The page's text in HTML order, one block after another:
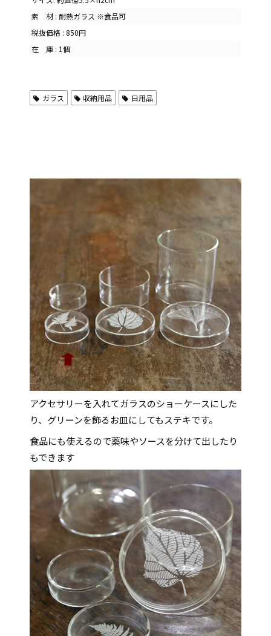
素 材 : 耐熱ガラス ※食品可
税抜価格 : 850円
在 庫 : 1個
ガラス 収納用品 日用品
アクセサリーを入れてガラスのショーケースにした
り、グリーンを飾るお皿にしてもステキです。
食品にも使えるので薬味やソースを分けて出したり
もできます